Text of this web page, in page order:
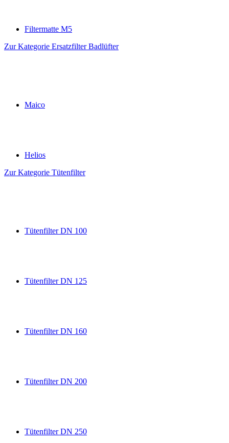
Filtermatte M5
Zur Kategorie Ersatzfilter Badlüfter
Maico
Helios
Zur Kategorie Tütenfilter
Tütenfilter DN 100
Tütenfilter DN 125
Tütenfilter DN 160
Tütenfilter DN 200
Tütenfilter DN 250